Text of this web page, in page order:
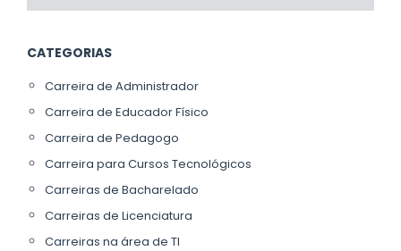
CATEGORIAS
Carreira de Administrador
Carreira de Educador Físico
Carreira de Pedagogo
Carreira para Cursos Tecnológicos
Carreiras de Bacharelado
Carreiras de Licenciatura
Carreiras na área de TI